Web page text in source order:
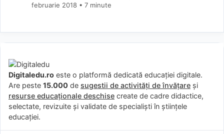
februarie 2018 • 7 minute
Digitaledu.ro este o platformă dedicată educației digitale.
Are peste 15.000 de sugestii de activități de învățare și
resurse educaționale deschise create de cadre didactice,
selectate, revizuite și validate de specialiști în științele
educației.